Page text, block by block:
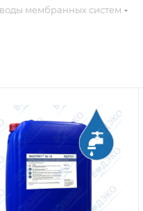
мембранных систем